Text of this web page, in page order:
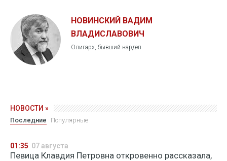
НОВИНСКИЙ ВАДИМ
ВЛАДИСЛАВОВИЧ
Олигарх, бывший нардеп
НОВОСТИ »
Последние Популярные
01:35 07 августа
Певица Клавдия Петровна откровенно рассказала,